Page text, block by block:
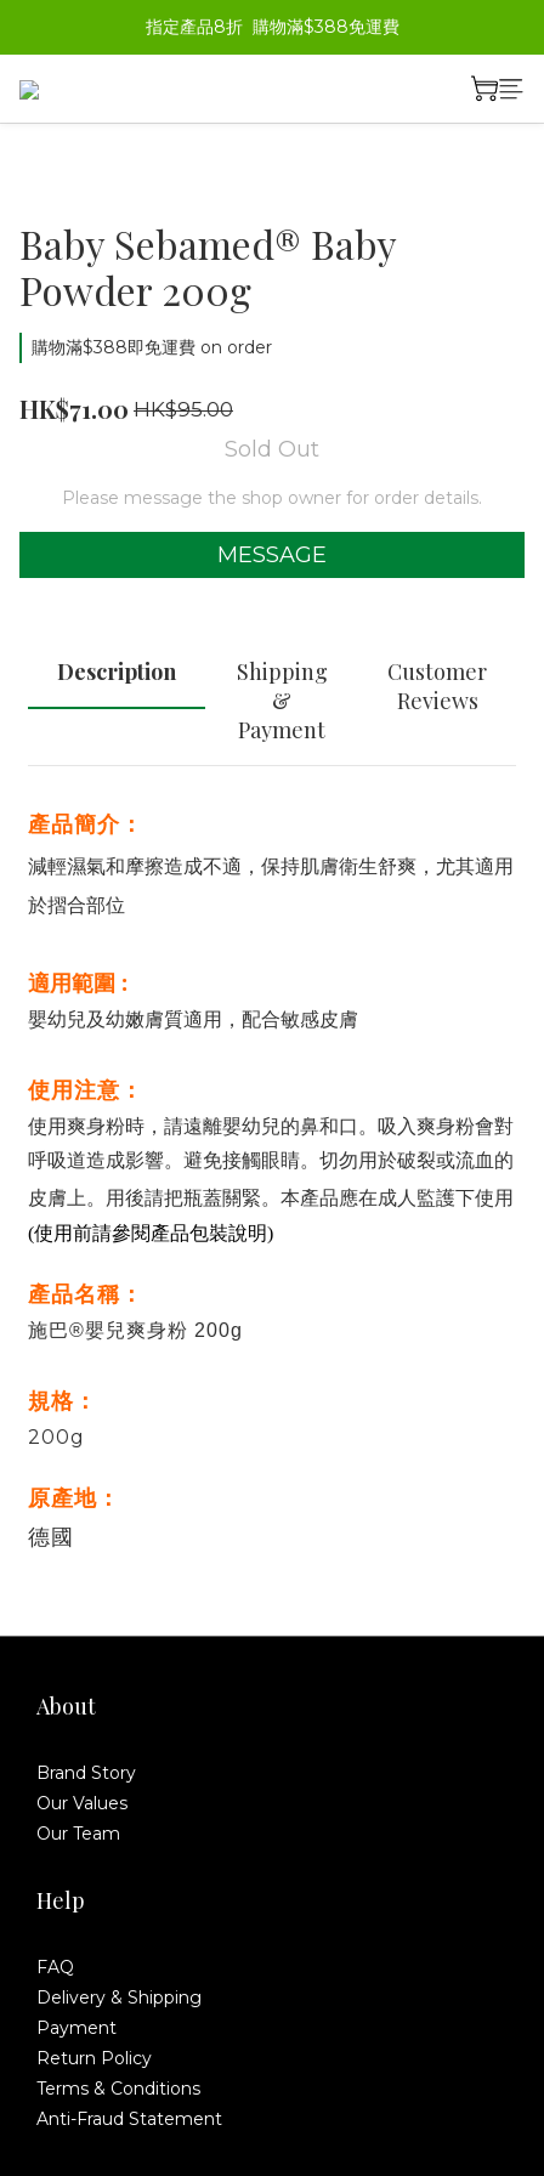
指定產品8折  購物滿$388免運費
Baby Sebamed® Baby
Powder 200g
購物滿$388即免運費 on order
HK$71.00 HK$95.00
Sold Out
Please message the shop owner for order details.
MESSAGE
Description
Shipping
&
Payment
Customer
Reviews
產品簡介：
減輕濕氣和摩擦造成不適，保持肌膚衛生舒爽，尤其適用
於摺合部位
適用範圍 :
嬰幼兒及幼嫩膚質適用，配合敏感皮膚
使用注意：
使用爽身粉時，請遠離嬰幼兒的鼻和口。吸入爽身粉會對
呼吸道造成影響。避免接觸眼睛。切勿用於破裂或流血的
皮膚上。用後請把瓶蓋關緊。本產品應在成人監護下使用
(使用前請參閱產品包裝說明)
產品名稱：
施巴®嬰兒爽身粉 200g
規格：
200g
原產地：
德國
About
Brand Story
Our Values
Our Team
Help
FAQ
Delivery & Shipping
Payment
Return Policy
Terms & Conditions
Anti-Fraud Statement